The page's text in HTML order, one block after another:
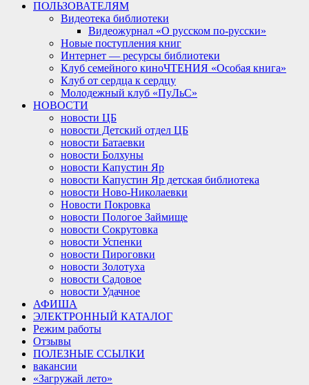
ПОЛЬЗОВАТЕЛЯМ
Видеотека библиотеки
Видеожурнал «О русском по-русски»
Новые поступления книг
Интернет — ресурсы библиотеки
Клуб семейного киноЧТЕНИЯ «Особая книга»
Клуб от сердца к сердцу
Молодежный клуб «ПуЛьС»
НОВОСТИ
новости ЦБ
новости Детский отдел ЦБ
новости Батаевки
новости Болхуны
новости Капустин Яр
новости Капустин Яр детская библиотека
новости Ново-Николаевки
Новости Покровка
новости Пологое Займище
новости Сокрутовка
новости Успенки
новости Пироговки
новости Золотуха
новости Садовое
новости Удачное
АФИША
ЭЛЕКТРОННЫЙ КАТАЛОГ
Режим работы
Отзывы
ПОЛЕЗНЫЕ ССЫЛКИ
вакансии
«Загружай лето»